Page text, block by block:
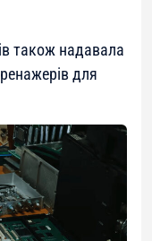
також надавала
для